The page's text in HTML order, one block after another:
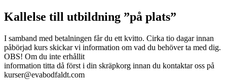
Kallelse till utbildning ”på plats”
I samband med betalningen får du ett kvitto. Cirka tio dagar innan
påbörjad kurs skickar vi information om vad du behöver ta med dig.
OBS! Om du inte erhållit
information titta då först i din skräpkorg innan du kontaktar oss på
kurser@evabodfaldt.com